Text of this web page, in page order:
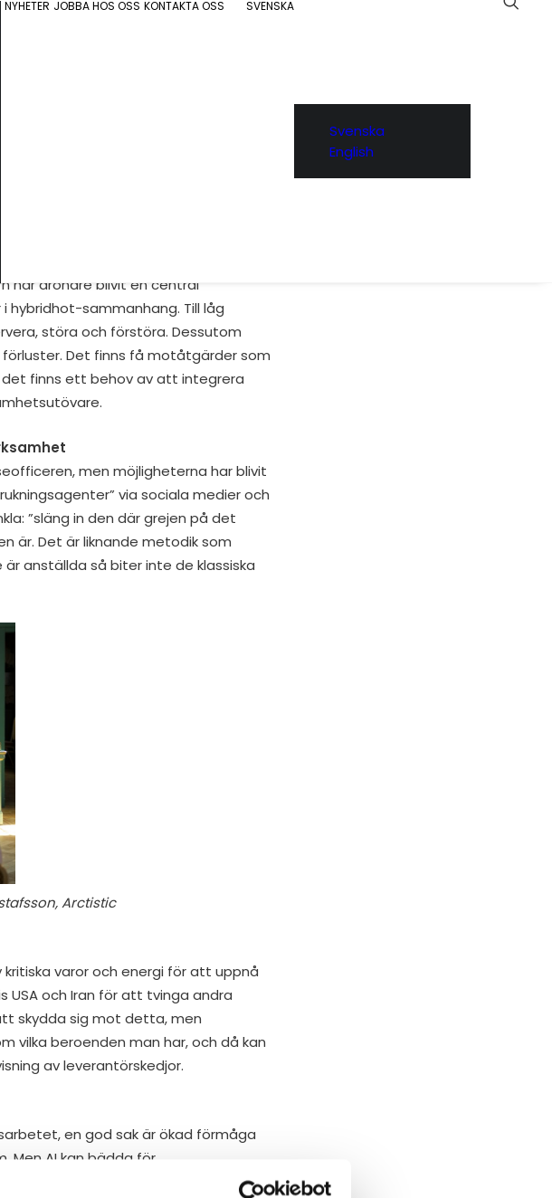
NYHETER JOBBA HOS OSS KONTAKTA OSS SVENSKA
Svenska
English
chefen Gunnar Karlson en spaning
aktuell och förvärrad”.
har drönare blivit en central
sammanhang. Till låg
störa och förstöra. Dessutom
Det finns få motåtgärder som
finns ett behov av att integrera
men möjligheterna har blivit
via sociala medier och
”släng in den där grejen på det
är. Det är liknande metodik som
anställda så biter inte de klassiska
Arctistic
varor och energi för att uppnå
USA och Iran för att tvinga andra
skydda sig mot detta, men
vilka beroenden man har, och då kan
av leverantörskedjor.
en god sak är ökad förmåga
Men AI kan bädda för
AI-bottar kan också göra